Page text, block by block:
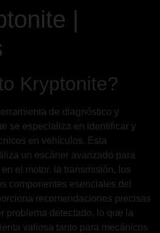
|
Kryptonite?
de diagnóstico y
se especializa en identificar y
en vehículos. Esta
un escáner avanzado para
el motor, la transmisión, los
componentes esenciales del
recomendaciones precisas
problema detectado, lo que la
valiosa tanto para mecánicos